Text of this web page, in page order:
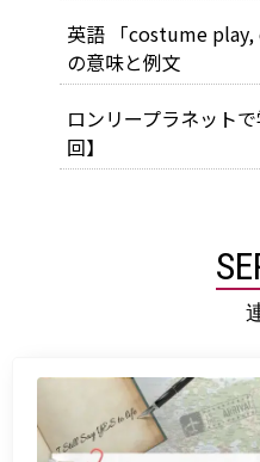
英語 「costume play,
の意味と例文
ロンリープラネット
回】